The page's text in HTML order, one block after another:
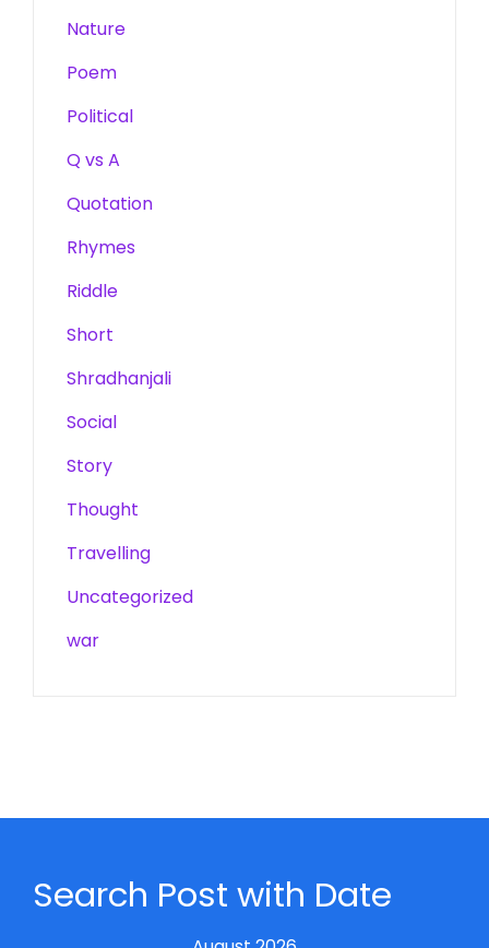
Nature
Poem
Political
Q vs A
Quotation
Rhymes
Riddle
Short
Shradhanjali
Social
Story
Thought
Travelling
Uncategorized
war
Search Post with Date